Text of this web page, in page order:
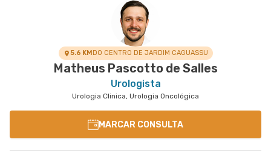
5.6 KMDO CENTRO DE JARDIM CAGUASSU
Matheus Pascotto de Salles
Urologista
Urologia Clinica, Urologia Oncológica
MARCAR CONSULTA